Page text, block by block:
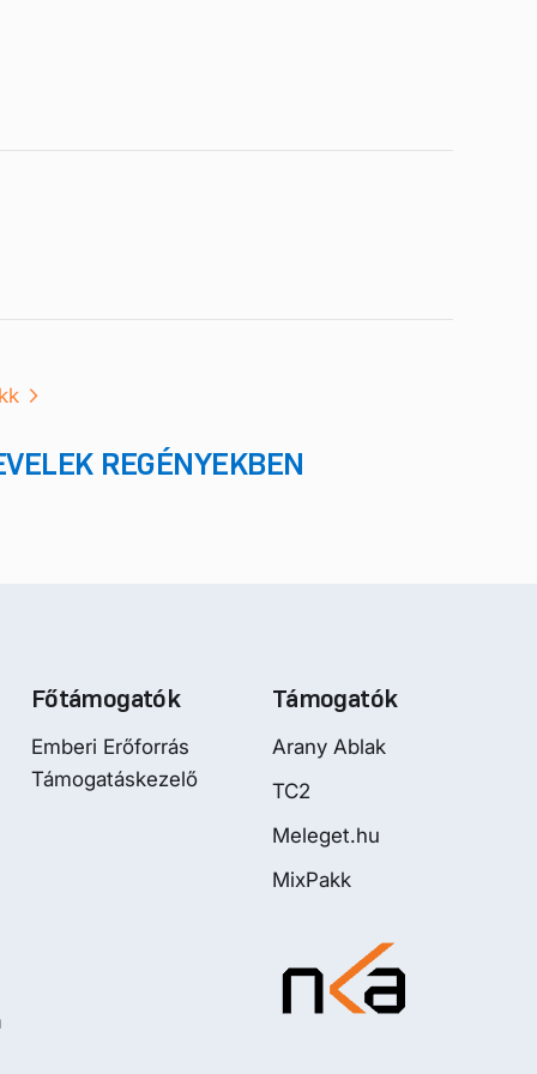
REGÉNYEKBEN
Főtámogatók
Emberi Erőforrás
Támogatáskezelő
Támogatók
Arany Ablak
TC2
Meleget.hu
MixPakk